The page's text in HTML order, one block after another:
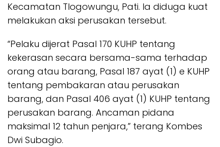
Kecamatan Tlogowungu, Pati. Ia diduga kuat
melakukan aksi perusakan tersebut.
“Pelaku dijerat Pasal 170 KUHP tentang
kekerasan secara bersama-sama terhadap
orang atau barang, Pasal 187 ayat (1) e KUHP
tentang pembakaran atau perusakan
barang, dan Pasal 406 ayat (1) KUHP tentang
perusakan barang. Ancaman pidana
maksimal 12 tahun penjara,” terang Kombes
Dwi Subagio.